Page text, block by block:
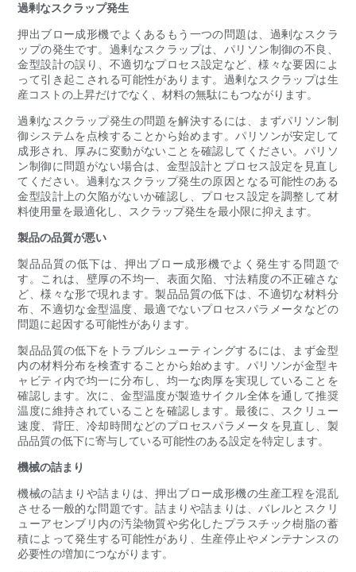
過剰なスクラップ発生
押出ブロー成形機でよくあるもう一つの問題は、過剰なスクラ
ップの発生です。過剰なスクラップは、パリソン制御の不良、
金型設計の誤り、不適切なプロセス設定など、様々な要因によ
って引き起こされる可能性があります。過剰なスクラップは生
産コストの上昇だけでなく、材料の無駄にもつながります。
過剰なスクラップ発生の問題を解決するには、まずパリソン制
御システムを点検することから始めます。パリソンが安定して
成形され、厚みに変動がないことを確認してください。パリソ
ン制御に問題がない場合は、金型設計とプロセス設定を見直し
てください。過剰なスクラップ発生の原因となる可能性のある
金型設計上の欠陥がないか確認し、プロセス設定を調整して材
料使用量を最適化し、スクラップ発生を最小限に抑えます。
製品の品質が悪い
製品品質の低下は、押出ブロー成形機でよく発生する問題で
す。これは、壁厚の不均一、表面欠陥、寸法精度の不正確さな
ど、様々な形で現れます。製品品質の低下は、不適切な材料分
布、不適切な金型温度、最適でないプロセスパラメータなどの
問題に起因する可能性があります。
製品品質の低下をトラブルシューティングするには、まず金型
内の材料分布を検査することから始めます。パリソンが金型キ
ャビティ内で均一に分布し、均一な肉厚を実現していることを
確認します。次に、金型温度が製造サイクル全体を通して推奨
温度に維持されていることを確認します。最後に、スクリュー
速度、背圧、冷却時間などのプロセスパラメータを見直し、製
品品質の低下に寄与している可能性のある設定を特定します。
機械の詰まり
機械の詰まりや詰まりは、押出ブロー成形機の生産工程を混乱
させる一般的な問題です。詰まりや詰まりは、バレルとスクリ
ューアセンブリ内の汚染物質や劣化したプラスチック樹脂の蓄
積によって発生する可能性があり、生産停止やメンテナンスの
必要性の増加につながります。